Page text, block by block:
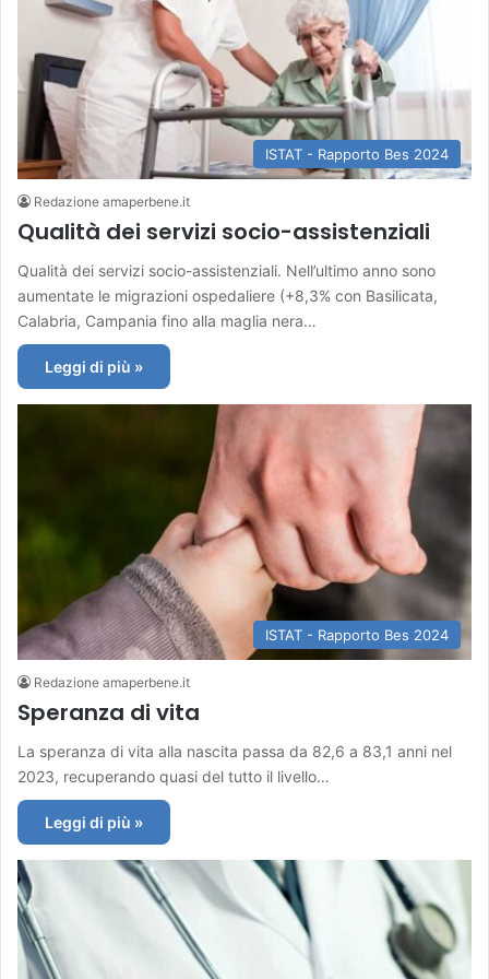
ISTAT - Rapporto Bes 2024
Redazione amaperbene.it
Qualità dei servizi socio-assistenziali
Qualità dei servizi socio-assistenziali. Nell’ultimo anno sono
aumentate le migrazioni ospedaliere (+8,3% con Basilicata,
Calabria, Campania fino alla maglia nera…
Leggi di più »
ISTAT - Rapporto Bes 2024
Redazione amaperbene.it
Speranza di vita
La speranza di vita alla nascita passa da 82,6 a 83,1 anni nel
2023, recuperando quasi del tutto il livello…
Leggi di più »